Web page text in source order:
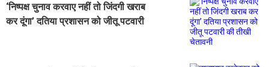
‘निष्पक्ष चुनाव करवाए नहीं तो जिंदगी खराब
कर दूंगा’ दतिया प्रशासन को जीतू पटवारी